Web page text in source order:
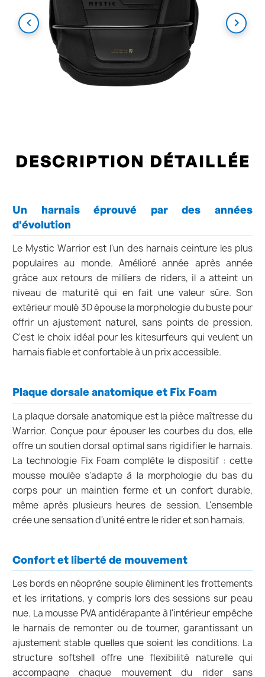
DESCRIPTION DÉTAILLÉE
Un harnais éprouvé par des années
d'évolution
Le Mystic Warrior est l'un des harnais ceinture les plus
populaires au monde. Amélioré année après année
grâce aux retours de milliers de riders, il a atteint un
niveau de maturité qui en fait une valeur sûre. Son
extérieur moulé 3D épouse la morphologie du buste pour
offrir un ajustement naturel, sans points de pression.
C'est le choix idéal pour les kitesurfeurs qui veulent un
harnais fiable et confortable à un prix accessible.
Plaque dorsale anatomique et Fix Foam
La plaque dorsale anatomique est la pièce maîtresse du
Warrior. Conçue pour épouser les courbes du dos, elle
offre un soutien dorsal optimal sans rigidifier le harnais.
La technologie Fix Foam complète le dispositif : cette
mousse moulée s'adapte à la morphologie du bas du
corps pour un maintien ferme et un confort durable,
même après plusieurs heures de session. L'ensemble
crée une sensation d'unité entre le rider et son harnais.
Confort et liberté de mouvement
Les bords en néoprène souple éliminent les frottements
et les irritations, y compris lors des sessions sur peau
nue. La mousse PVA antidérapante à l'intérieur empêche
le harnais de remonter ou de tourner, garantissant un
ajustement stable quelles que soient les conditions. La
structure softshell offre une flexibilité naturelle qui
accompagne chaque mouvement du rider sans